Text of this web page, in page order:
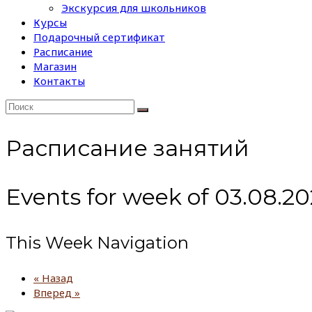
Экскурсия для школьников
Курсы
Подарочный сертификат
Расписание
Магазин
Контакты
Расписание занятий
Events for week of
This Week Navigation
« Назад
Вперед »